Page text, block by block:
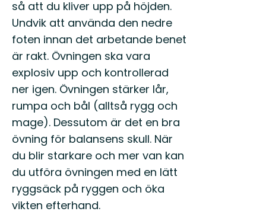
så att du kliver upp på höjden.
Undvik att använda den nedre
foten innan det arbetande benet
är rakt. Övningen ska vara
explosiv upp och kontrollerad
ner igen. Övningen stärker lår,
rumpa och bål (alltså rygg och
mage). Dessutom är det en bra
övning för balansens skull. När
du blir starkare och mer van kan
du utföra övningen med en lätt
ryggsäck på ryggen och öka
vikten efterhand.